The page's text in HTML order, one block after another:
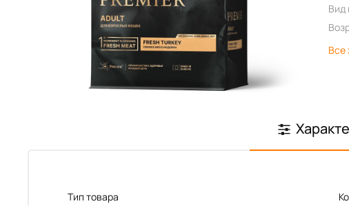
Вид
Все
Тип товара